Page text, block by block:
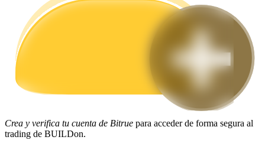
Crea y verifica tu cuenta de Bitrue para acceder de forma segura al
trading de BUILDon.